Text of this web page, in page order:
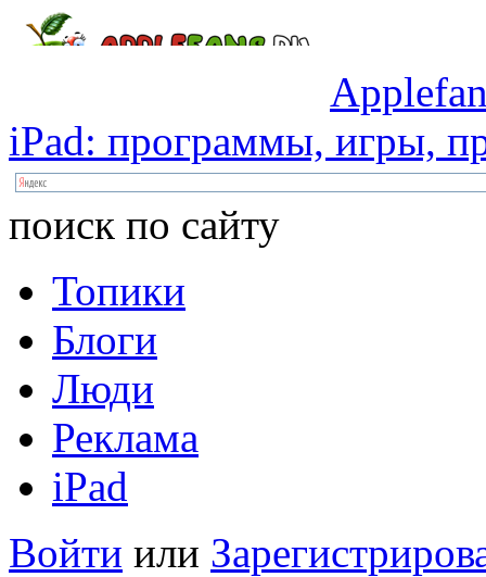
iPad: программы, игры,
поиск по сайту
Топики
Блоги
Люди
Реклама
iPad
Войти или